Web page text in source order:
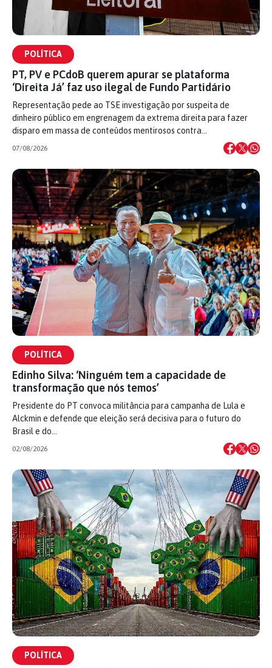
POLÍTICA
PT, PV e PCdoB querem apurar se plataforma
‘Direita Já’ faz uso ilegal de Fundo Partidário
Representação pede ao TSE investigação por suspeita de
dinheiro público em engrenagem da extrema direita para fazer
disparo em massa de conteúdos mentirosos contra…
07/08/2026
POLÍTICA
Edinho Silva: ‘Ninguém tem a capacidade de
transformação que nós temos’
Presidente do PT convoca militância para campanha de Lula e
Alckmin e defende que eleição será decisiva para o futuro do
Brasil e do…
02/08/2026
POLÍTICA